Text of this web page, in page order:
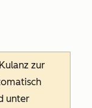
zur
unter